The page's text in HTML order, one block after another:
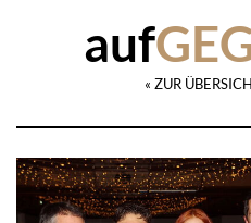
auf
« ZUR